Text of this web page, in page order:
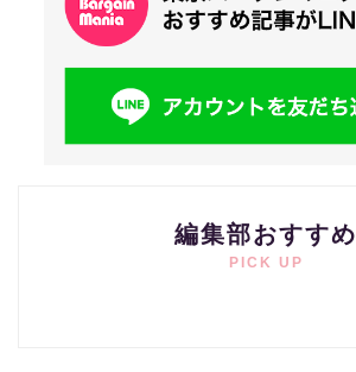
編集部おすすめ
PICK UP